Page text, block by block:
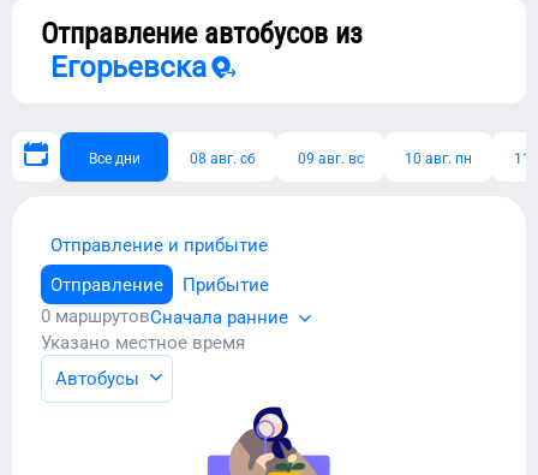
Отправление автобусов из
Егорьевска
Все дни 08 авг. сб 09 авг. вс 10 авг. пн 11
Отправление и прибытие
Отправление
Прибытие
0 маршрутовСначала ранние
Указано местное время
Автобусы